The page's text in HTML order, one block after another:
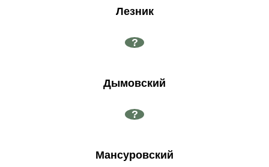
Лезник
?
Дымовский
?
Мансуровский